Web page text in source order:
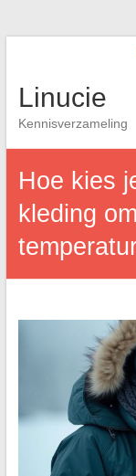
Linucie
Kennisverzameling
Hoe kies
kleding